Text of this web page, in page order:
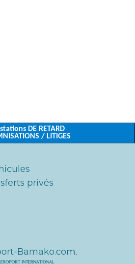
DE RETARD
/ LITIGES
privés
Bamako.com.